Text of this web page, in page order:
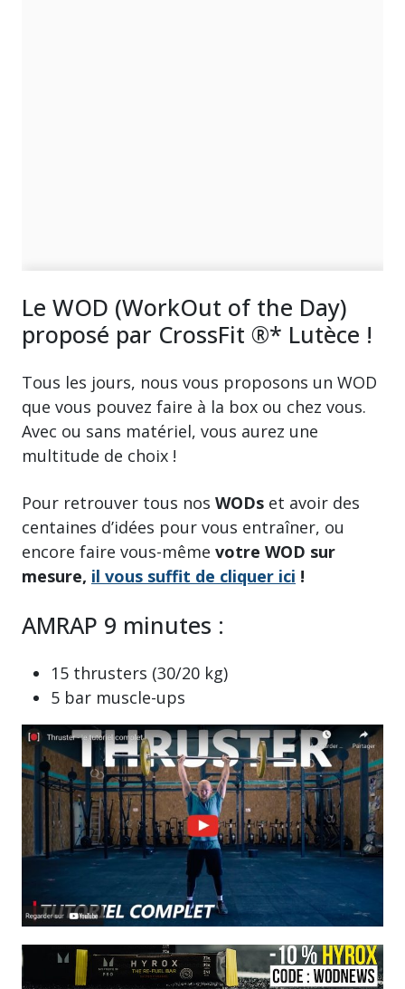
Le WOD (WorkOut of the Day)
proposé par CrossFit ®* Lutèce !
Tous les jours, nous vous proposons un WOD
que vous pouvez faire à la box ou chez vous.
Avec ou sans matériel, vous aurez une
multitude de choix !
Pour retrouver tous nos WODs et avoir des
centaines d’idées pour vous entraîner, ou
encore faire vous-même votre WOD sur
mesure, il vous suffit de cliquer ici !
AMRAP 9 minutes :
15 thrusters (30/20 kg)
5 bar muscle-ups